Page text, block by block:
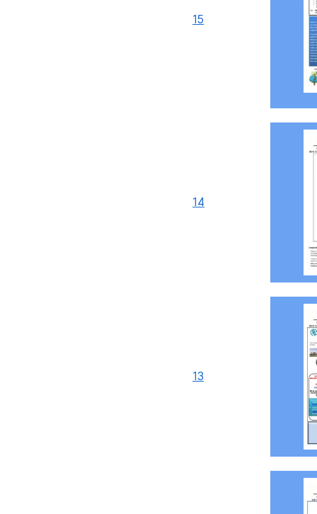
15
14
13